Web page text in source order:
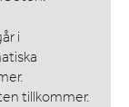
i
tillkommer.